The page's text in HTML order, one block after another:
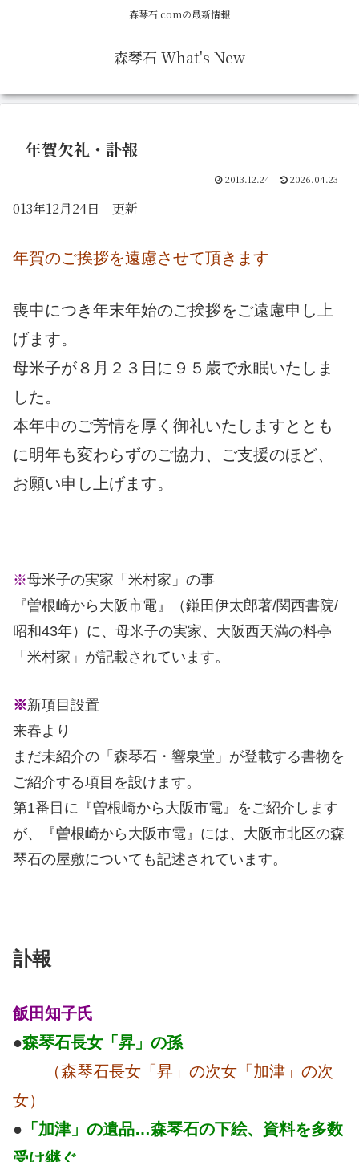
森琴石.comの最新情報
森琴石 What's New
年賀欠礼・訃報
2013.12.24 2026.04.23
013年12月24日 更新
年賀のご挨拶を遠慮させて頂きます
喪中につき年末年始のご挨拶をご遠慮申し上
げます。
母米子が８月２３日に９５歳で永眠いたしま
した。
本年中のご芳情を厚く御礼いたしますととも
に明年も変わらずのご協力、ご支援のほど、
お願い申し上げます。
※母米子の実家「米村家」の事
『曽根崎から大阪市電』（鎌田伊太郎著/関西書院/
昭和43年）に、母米子の実家、大阪西天満の料亭
「米村家」が記載されています。
※新項目設置
来春より
まだ未紹介の「森琴石・響泉堂」が登載する書物を
ご紹介する項目を設けます。
第1番目に『曽根崎から大阪市電』をご紹介します
が、『曽根崎から大阪市電』には、大阪市北区の森
琴石の屋敷についても記述されています。
訃報
飯田知子氏
●森琴石長女「昇」の孫
（森琴石長女「昇」の次女「加津」の次
女）
● 「加津」の遺品…森琴石の下絵、資料を多数
受け継ぐ